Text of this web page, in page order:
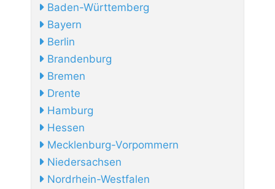
Baden-Württemberg
Bayern
Berlin
Brandenburg
Bremen
Drente
Hamburg
Hessen
Mecklenburg-Vorpommern
Niedersachsen
Nordrhein-Westfalen